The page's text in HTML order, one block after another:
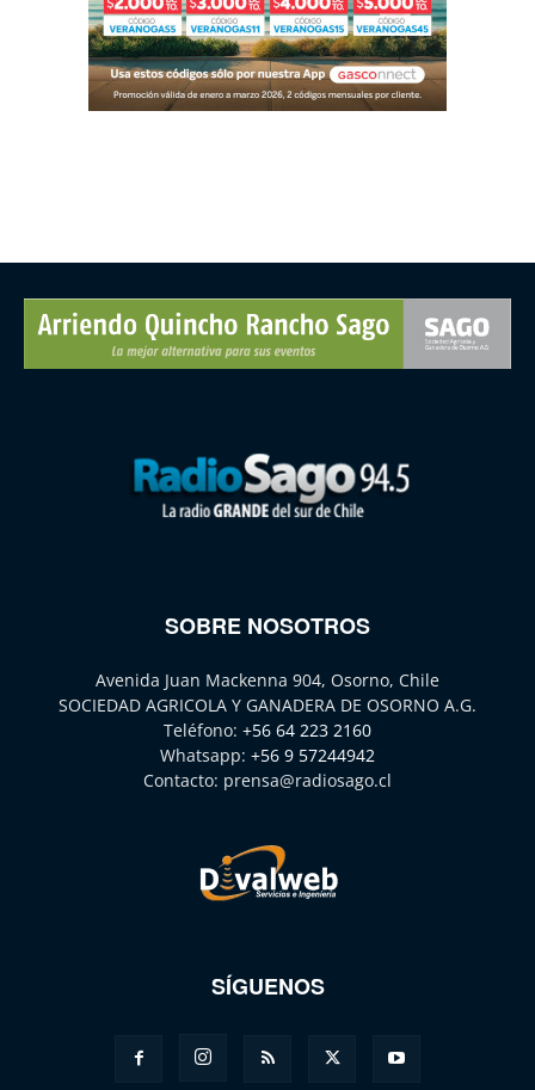
SOBRE NOSOTROS
Avenida Juan Mackenna 904, Osorno, Chile
SOCIEDAD AGRICOLA Y GANADERA DE OSORNO A.G.
Teléfono: +56 64 223 2160
Whatsapp: +56 9 57244942
Contacto: prensa@radiosago.cl
SÍGUENOS